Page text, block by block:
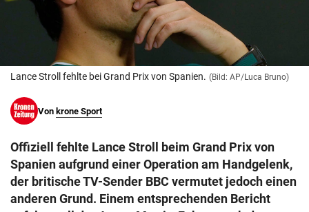
© Krone Multimedia GmbH & Co KG 2026
Muthgasse 2, 1190 Wien
Lance Stroll fehlte bei Grand Prix von Spanien. (Bild: AP/Luca Bruno)
Von krone Sport
Offiziell fehlte Lance Stroll beim Grand Prix von
Spanien aufgrund einer Operation am Handgelenk,
der britische TV-Sender BBC vermutet jedoch einen
anderen Grund. Einem entsprechenden Bericht